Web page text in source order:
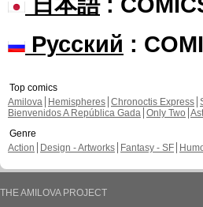
Русский :
Top comics
Amilova
Hemispheres Chronoctis Express
Bienvenidos A República Gada Only Two
Genre
Action
Design - Artworks Fantasy - SF
THE AMILOVA PROJECT